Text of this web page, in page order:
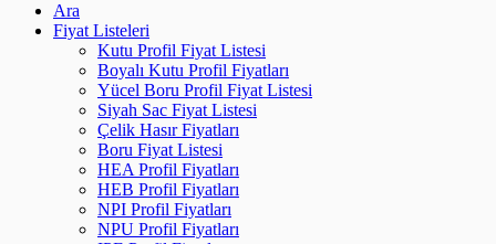
Ara
Fiyat Listeleri
Kutu Profil Fiyat Listesi
Boyalı Kutu Profil Fiyatları
Yücel Boru Profil Fiyat Listesi
Siyah Sac Fiyat Listesi
Çelik Hasır Fiyatları
Boru Fiyat Listesi
HEA Profil Fiyatları
HEB Profil Fiyatları
NPI Profil Fiyatları
NPU Profil Fiyatları